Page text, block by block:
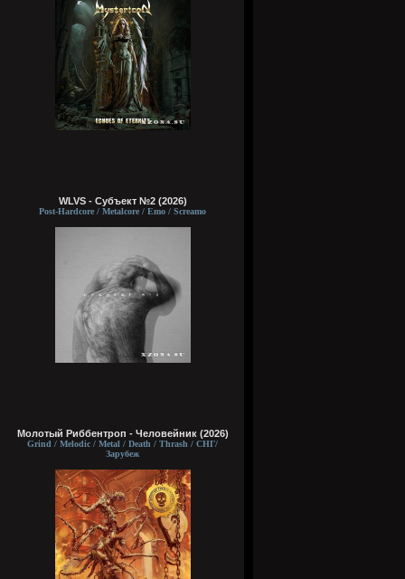
WLVS - Субъект №2 (2026)
Post-Hardcore / Metalcore / Emo / Screamo
Молотый Риббентроп - Человейник (2026)
Grind / Melodic / Metal / Death / Thrash / СНГ/
Зарубеж